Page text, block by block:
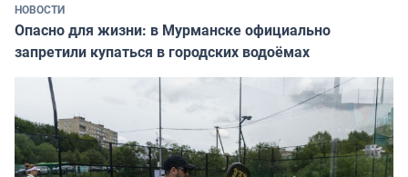
НОВОСТИ
Опасно для жизни: в Мурманске официально
запретили купаться в городских водоёмах